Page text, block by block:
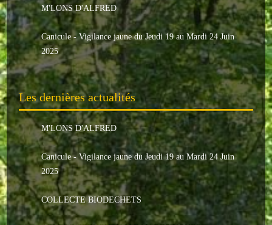
Les commissions
Les comptes rendus
Le personnel communal
L'Echo de Nuaillé
Tarifs et locations
Galeries photos
INDISPENSABLES
Nouveaux arrivants
M'LONS D'ALFRED
Canicule - Vigilance jaune du Jeudi 19 au Mardi 24 Juin
2025
Les dernières actualités
M'LONS D'ALFRED
Canicule - Vigilance jaune du Jeudi 19 au Mardi 24 Juin
2025
COLLECTE BIODECHETS